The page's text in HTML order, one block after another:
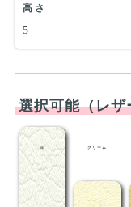
高さ
5
選択可能（レザ
白 クリーム